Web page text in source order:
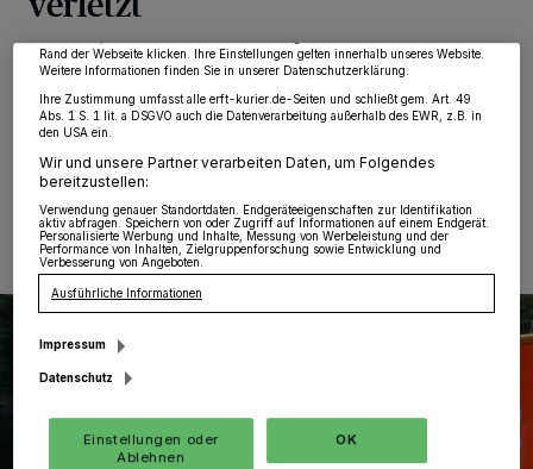
Anstel·An Allerheiligen um 7 Uhr erhielt die Polizei
Kenntnis über einen Verkehrsunfall in Anstel.
04.11.2024 , 11:05 Uhr
möglicherweise nicht mehr so relevant für Sie. Sie können dieses Menü jederzeit
wieder aufrufen, um Ihre Einstellungen zu ändern oder Ihre Einwilligung zu
Rand der Webseite klicken. Ihre Einstellungen gelten innerhalb unseres Website.
Weitere Informationen finden Sie in unserer Datenschutzerklärung.
Ihre Zustimmung umfasst alle erft-kurier.de-Seiten und schließt gem. Art. 49
Abs. 1 S. 1 lit. a DSGVO auch die Datenverarbeitung außerhalb des EWR, z.B. in
den USA ein.
Wir und unsere Partner verarbeiten Daten, um Folgendes
bereitzustellen:
Verwendung genauer Standortdaten. Endgeräteeigenschaften zur Identifikation
aktiv abfragen. Speichern von oder Zugriff auf Informationen auf einem Endgerät.
Personalisierte Werbung und Inhalte, Messung von Werbeleistung und der
Performance von Inhalten, Zielgruppenforschung sowie Entwicklung und
Verbesserung von Angeboten.
Ausführliche Informationen
Impressum
Datenschutz
Einstellungen oder
Ablehnen
OK